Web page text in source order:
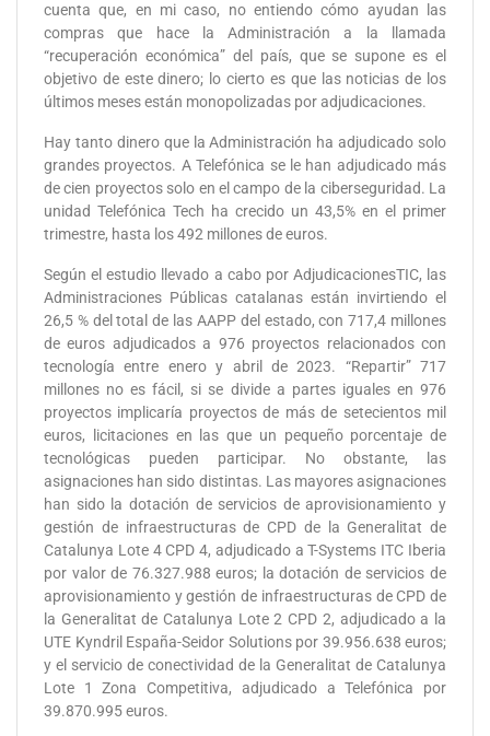
cuenta que, en mi caso, no entiendo cómo ayudan las
compras que hace la Administración a la llamada
“recuperación económica” del país, que se supone es el
objetivo de este dinero; lo cierto es que las noticias de los
últimos meses están monopolizadas por adjudicaciones.
Hay tanto dinero que la Administración ha adjudicado solo
grandes proyectos. A Telefónica se le han adjudicado más
de cien proyectos solo en el campo de la ciberseguridad. La
unidad Telefónica Tech ha crecido un 43,5% en el primer
trimestre, hasta los 492 millones de euros.
Según el estudio llevado a cabo por AdjudicacionesTIC, las
Administraciones Públicas catalanas están invirtiendo el
26,5 % del total de las AAPP del estado, con 717,4 millones
de euros adjudicados a 976 proyectos relacionados con
tecnología entre enero y abril de 2023. “Repartir” 717
millones no es fácil, si se divide a partes iguales en 976
proyectos implicaría proyectos de más de setecientos mil
euros, licitaciones en las que un pequeño porcentaje de
tecnológicas pueden participar. No obstante, las
asignaciones han sido distintas. Las mayores asignaciones
han sido la dotación de servicios de aprovisionamiento y
gestión de infraestructuras de CPD de la Generalitat de
Catalunya Lote 4 CPD 4, adjudicado a T-Systems ITC Iberia
por valor de 76.327.988 euros; la dotación de servicios de
aprovisionamiento y gestión de infraestructuras de CPD de
la Generalitat de Catalunya Lote 2 CPD 2, adjudicado a la
UTE Kyndril España-Seidor Solutions por 39.956.638 euros;
y el servicio de conectividad de la Generalitat de Catalunya
Lote 1 Zona Competitiva, adjudicado a Telefónica por
39.870.995 euros.